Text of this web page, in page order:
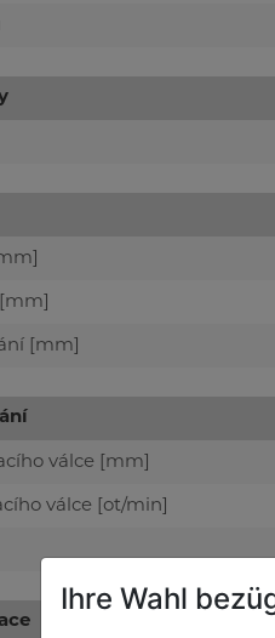
[mm]
válce [mm]
válce [ot/min]
Ihre Wahl